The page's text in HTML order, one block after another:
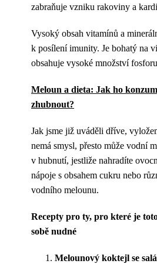
zabraňuje vzniku rakoviny a
Vysoký obsah vitamínů a
k posílení imunity. Je bohatý na
obsahuje vysoké množství
Meloun a dieta: Jak ho
zhubnout?
Jak jsme již uváděli dříve,
nemá smysl, přesto může vodní
v hubnutí, jestliže nahradíte
nápoje s obsahem cukru nebo
vodního melounu.
Recepty pro ty, pro které je
sobě nudné
Melounový koktejl se